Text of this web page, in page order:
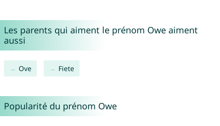
Les parents qui aiment le prénom Owe aiment
aussi
Ove Fiete
Popularité du prénom Owe